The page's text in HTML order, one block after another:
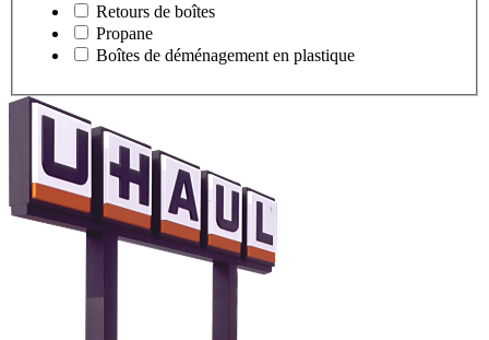
Retours de boîtes
Propane
Boîtes de déménagement en plastique